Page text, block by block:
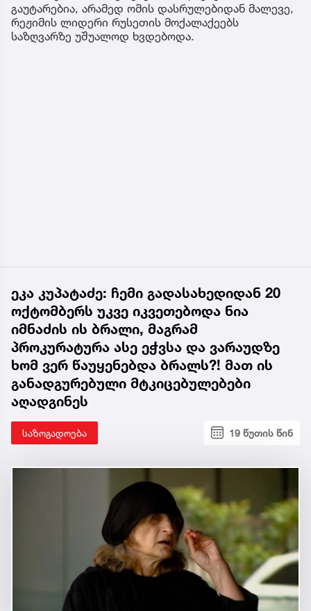
გაუტარებია, არამედ ომის დასრულებიდან მალევე,
რეჟიმის ლიდერი რუსეთის მოქალაქეებს
საზღვარზე უშუალოდ ხვდებოდა.
ეკა კუპატაძე: ჩემი გადასახედიდან 20
ოქტომბერს უკვე იკვეთებოდა ნია
იმნაძის ის ბრალი, მაგრამ
პროკურატურა ასე ეჭვსა და ვარაუდზე
ხომ ვერ წაუყენებდა ბრალს?! მათ ის
განადგურებული მტკიცებულებები
აღადგინეს
საზოგადოება 19 წუთის წინ